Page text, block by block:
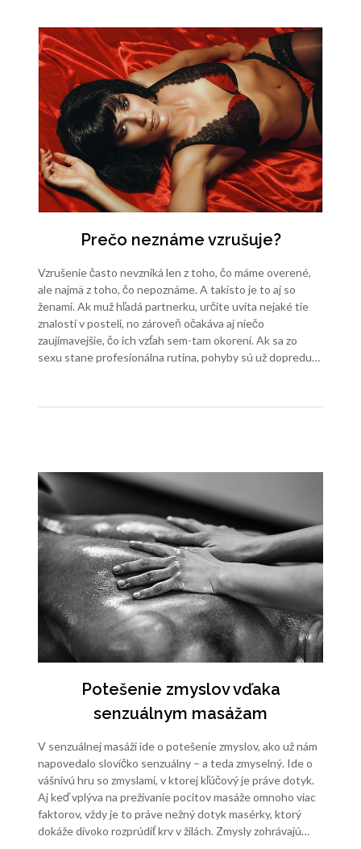
Prečo neznáme vzrušuje?
Vzrušenie často nevzniká len z toho, čo máme overené,
ale najmä z toho, čo nepoznáme. A takisto je to aj so
ženami. Ak muž hľadá partnerku, určite uvíta nejaké tie
znalosti v posteli, no zároveň očakáva aj niečo
zaujímavejšie, čo ich vzťah sem-tam okorení. Ak sa zo
sexu stane profesionálna rutina, pohyby sú už dopredu…
Potešenie zmyslov vďaka
senzuálnym masážam
V senzuálnej masáži ide o potešenie zmyslov, ako už nám
napovedalo slovíčko senzuálny – a teda zmyselný. Ide o
vášnivú hru so zmyslami, v ktorej kľúčový je práve dotyk.
Aj keď vplýva na prežívanie pocitov masáže omnoho viac
faktorov, vždy je to práve nežný dotyk masérky, ktorý
dokáže divoko rozprúdiť krv v žilách. Zmysly zohrávajú…